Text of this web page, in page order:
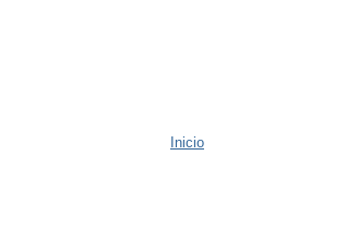
Inicio